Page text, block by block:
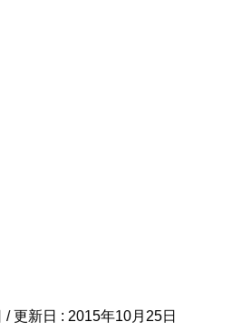
/ 更新日 : 2015年10月25日